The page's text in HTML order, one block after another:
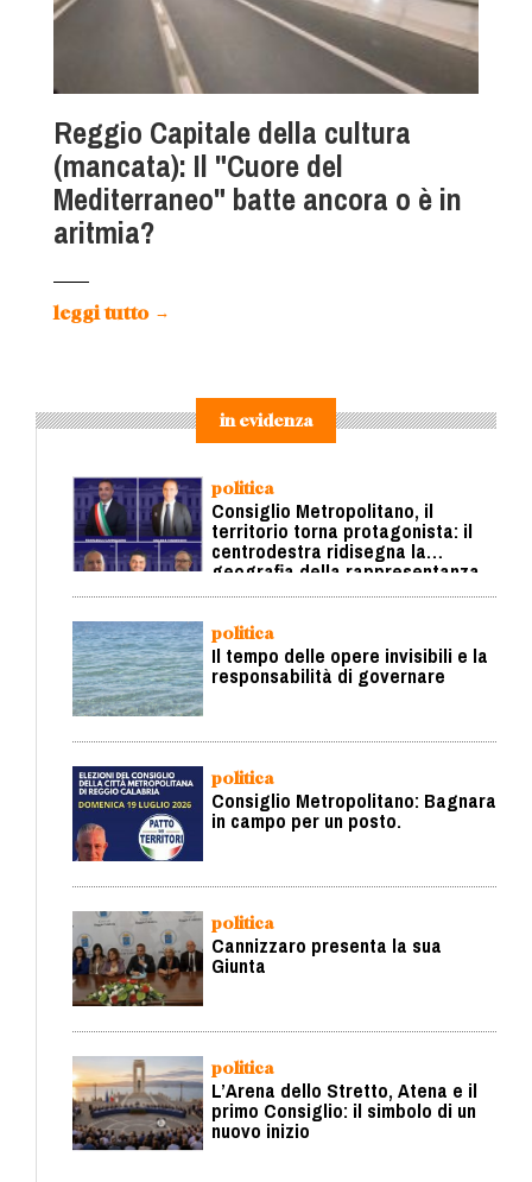
Reggio Capitale della cultura
(mancata): Il "Cuore del
Mediterraneo" batte ancora o è in
aritmia?
leggi tutto →
in evidenza
politica
Consiglio Metropolitano, il
territorio torna protagonista: il
centrodestra ridisegna la
geografia della rappresentanza
politica
Il tempo delle opere invisibili e la
responsabilità di governare
politica
Consiglio Metropolitano: Bagnara
in campo per un posto.
politica
Cannizzaro presenta la sua
Giunta
politica
L’Arena dello Stretto, Atena e il
primo Consiglio: il simbolo di un
nuovo inizio